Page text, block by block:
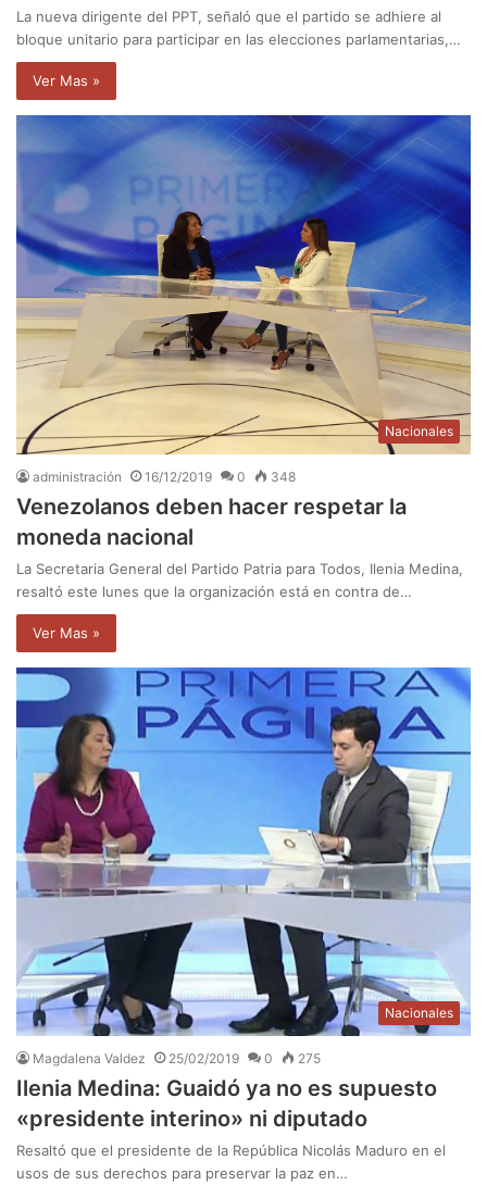
La nueva dirigente del PPT, señaló que el partido se adhiere al
bloque unitario para participar en las elecciones parlamentarias,…
Ver Mas »
Nacionales
administración 16/12/2019 0 348
Venezolanos deben hacer respetar la
moneda nacional
La Secretaria General del Partido Patria para Todos, Ilenia Medina,
resaltó este lunes que la organización está en contra de…
Ver Mas »
Nacionales
Magdalena Valdez 25/02/2019 0 275
Ilenia Medina: Guaidó ya no es supuesto
«presidente interino» ni diputado
Resaltó que el presidente de la República Nicolás Maduro en el
usos de sus derechos para preservar la paz en…